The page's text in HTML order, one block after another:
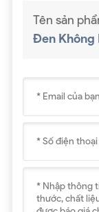
Tên sản
Đen Không